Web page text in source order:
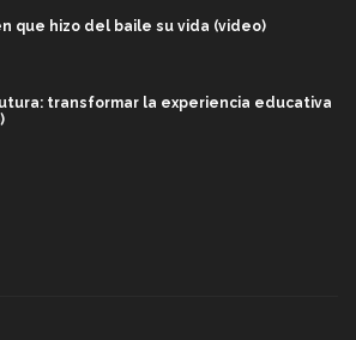
que hizo del baile su vida (video)
transformar la experiencia educativa